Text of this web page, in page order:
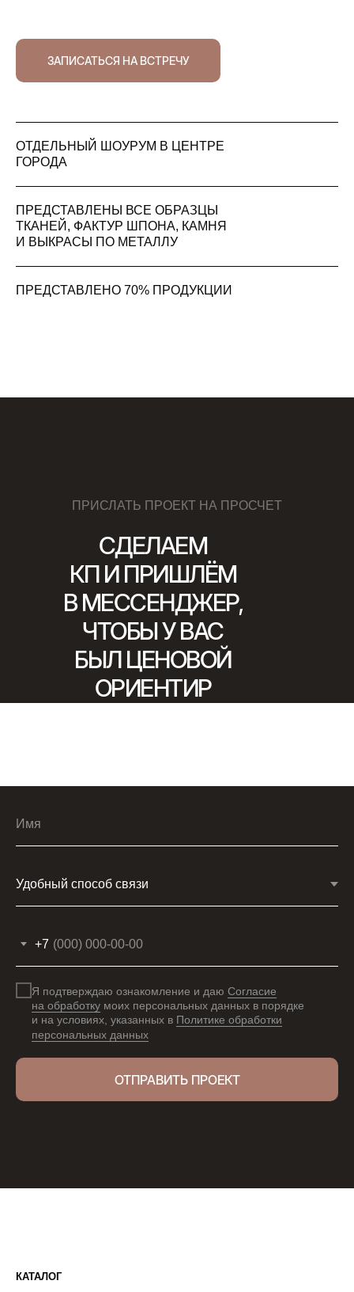
ЗАПИСАТЬСЯ НА ВСТРЕЧУ
ОТДЕЛЬНЫЙ ШОУРУМ В ЦЕНТРЕ
ГОРОДА
ПРЕДСТАВЛЕНЫ ВСЕ ОБРАЗЦЫ
ТКАНЕЙ, ФАКТУР ШПОНА, КАМНЯ
И ВЫКРАСЫ ПО МЕТАЛЛУ
ПРЕДСТАВЛЕНО 70% ПРОДУКЦИИ
ПРИСЛАТЬ ПРОЕКТ НА ПРОСЧЕТ
СДЕЛАЕМ
КП И ПРИШЛЁМ
В МЕССЕНДЖЕР,
ЧТОБЫ У ВАС
БЫЛ ЦЕНОВОЙ
ОРИЕНТИР
Имя
+7
Я подтверждаю ознакомление и даю Согласие
на обработку моих персональных данных в порядке
и на условиях, указанных в Политике обработки
персональных данных
ОТПРАВИТЬ ПРОЕКТ
КАТАЛОГ